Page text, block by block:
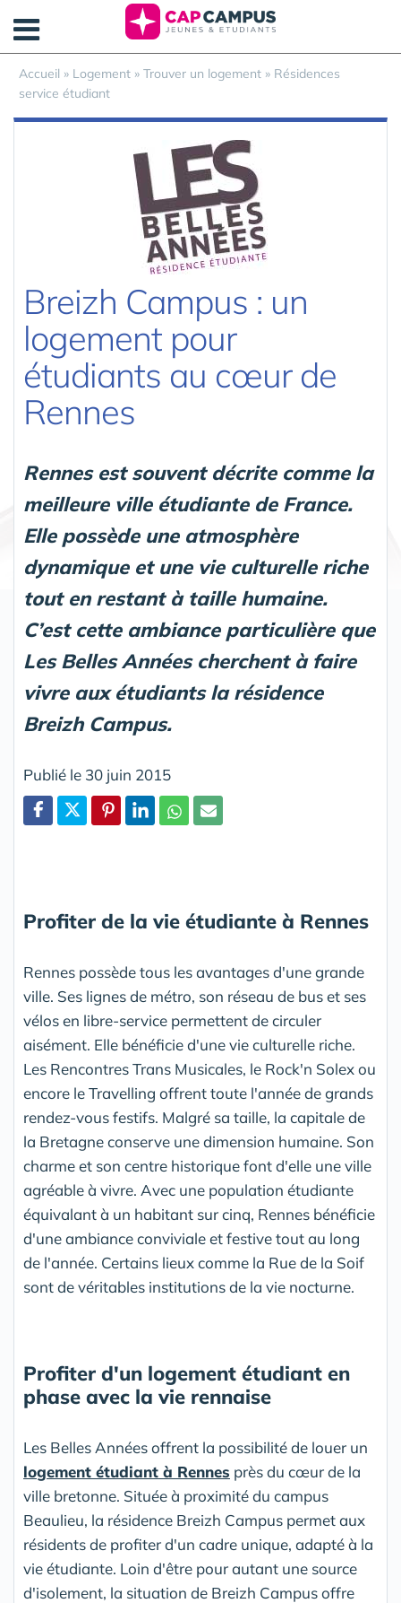
Accueil » Logement » Trouver un logement » Résidences
service étudiant
Breizh Campus : un
logement pour
étudiants au cœur de
Rennes
Rennes est souvent décrite comme la
meilleure ville étudiante de France.
Elle possède une atmosphère
dynamique et une vie culturelle riche
tout en restant à taille humaine.
C’est cette ambiance particulière que
Les Belles Années cherchent à faire
vivre aux étudiants la résidence
Breizh Campus.
Publié le 30 juin 2015
Profiter de la vie étudiante à Rennes
Rennes possède tous les avantages d'une grande
ville. Ses lignes de métro, son réseau de bus et ses
vélos en libre-service permettent de circuler
aisément. Elle bénéficie d'une vie culturelle riche.
Les Rencontres Trans Musicales, le Rock'n Solex ou
encore le Travelling offrent toute l'année de grands
rendez-vous festifs. Malgré sa taille, la capitale de
la Bretagne conserve une dimension humaine. Son
charme et son centre historique font d'elle une ville
agréable à vivre. Avec une population étudiante
équivalant à un habitant sur cinq, Rennes bénéficie
d'une ambiance conviviale et festive tout au long
de l'année. Certains lieux comme la Rue de la Soif
sont de véritables institutions de la vie nocturne.
Profiter d'un logement étudiant en
phase avec la vie rennaise
Les Belles Années offrent la possibilité de louer un
logement étudiant à Rennes près du cœur de la
ville bretonne. Située à proximité du campus
Beaulieu, la résidence Breizh Campus permet aux
résidents de profiter d'un cadre unique, adapté à la
vie étudiante. Loin d'être pour autant une source
d'isolement, la situation de Breizh Campus offre
Panneau de gestion des cookies